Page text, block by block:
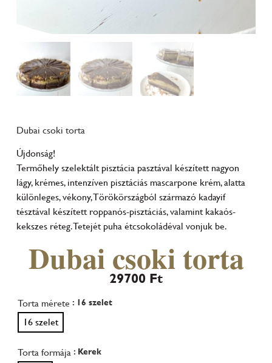
Dubai csoki torta
29700 Ft
Torta mérete : 16 szelet
16 szelet
Torta formája : Kerek
Dubai csoki torta
Újdonság!
Termőhely szelektált pisztácia pasztával készített nagyon
lágy, krémes, intenzíven pisztáciás mascarpone krém, alatta
különleges, vékony, Törökörszágból származó kadayif
tésztával készített roppanós-pisztáciás, valamint kakaós-
kekszes réteg. Tetejét puha étcsokoládéval vonjuk be.